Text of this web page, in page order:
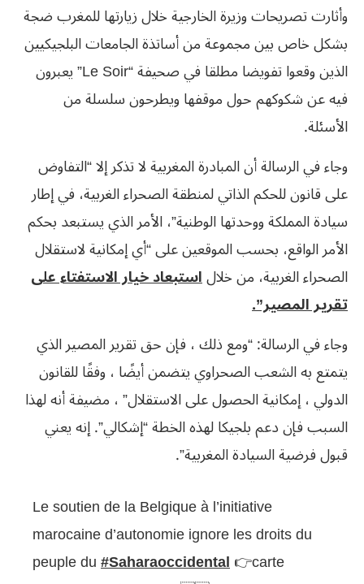
وأثارت تصريحات وزيرة الخارجية خلال زيارتها للمغرب ضجة
بشكل خاص بين مجموعة من أساتذة الجامعات البلجيكيين
الذين وقعوا تفويضا مطلقا في صحيفة “Le Soir” يعبرون
فيه عن شكوكهم حول موقفها ويطرحون سلسلة من
الأسئلة.
وجاء في الرسالة أن المبادرة المغربية لا تذكر إلا “التفاوض
على قانون للحكم الذاتي لمنطقة الصحراء الغربية، في إطار
سيادة المملكة ووحدتها الوطنية”، الأمر الذي يستبعد بحكم
الأمر الواقع، بحسب الموقعين على “أي إمكانية لاستقلال
الصحراء الغربية، من خلالاستبعاد خيار الاستفتاء على
تقرير المصير”.
وجاء في الرسالة: “ومع ذلك ، فإن حق تقرير المصير الذي
يتمتع به الشعب الصحراوي يتضمن أيضًا ، وفقًا للقانون
الدولي ، إمكانية الحصول على الاستقلال” ، مضيفة أنه لهذا
السبب فإن دعم بلجيكا لهذه الخطة “إشكالي”. إنه يعني
قبول فرضية السيادة المغربية”.
Le soutien de la Belgique à l’initiative
marocaine d’autonomie ignore les droits du
peuple du#Saharaoccidental👉carte